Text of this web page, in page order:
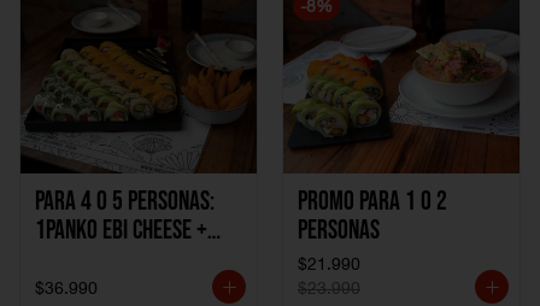
Para 4 o 5 personas:
1Panko Ebi Cheese +
Sake + 1Avocado Beto
$36.990
-8%
Promo Para 1 o 2
personas
$21.990
$23.990